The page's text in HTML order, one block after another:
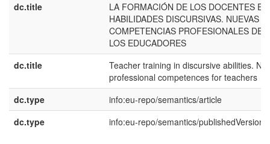
dc.title
LA FORMACIÓN DE LOS DOCENTES EN
HABILIDADES DISCURSIVAS. NUEVAS
COMPETENCIAS PROFESIONALES DE
LOS EDUCADORES
dc.title
Teacher training in discursive abilities.
professional competences for teachers
dc.type
info:eu-repo/semantics/article
dc.type
info:eu-repo/semantics/publishedVersion